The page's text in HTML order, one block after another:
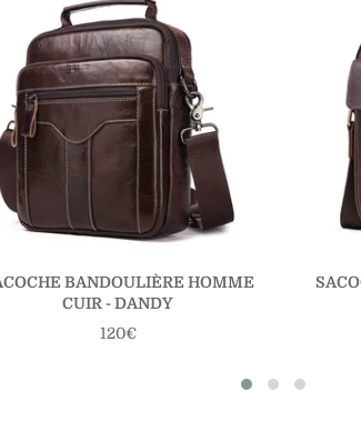
BANDOULIÈRE HOMME
CUIR - DANDY
Prix
120€